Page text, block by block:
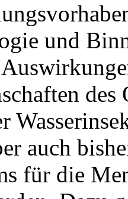
und
auch
für die